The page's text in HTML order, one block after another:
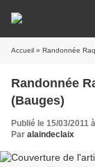
Accueil » Randonnée
Randonnée
(Bauges)
Publié le 15/03/2011
Par alaindeclaix